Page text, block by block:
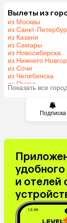
Подписка
Индия
Саудовская Аравия
Вылеты из
из Москвы
из Санкт-
из Казани
из Самары
из Новосибирска
из Нижнего
из Сочи
из Челябинска
из Омска
из Красноярска
Показать все
удобного
и отелей